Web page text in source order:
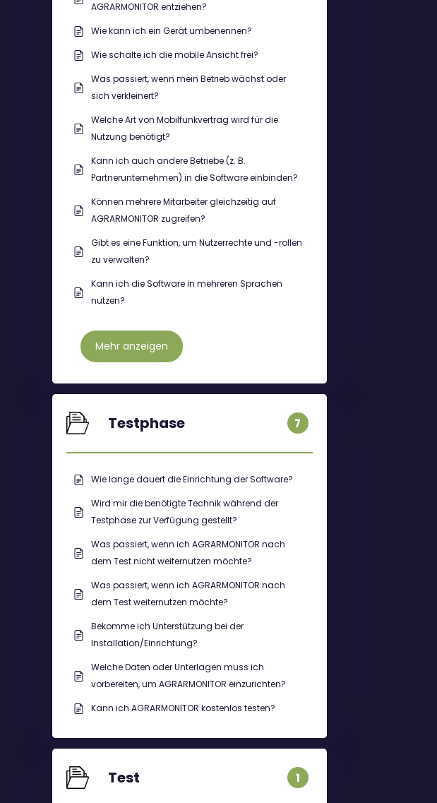
AGRARMONITOR entziehen?
Wie kann ich ein Gerät umbenennen?
Wie schalte ich die mobile Ansicht frei?
Was passiert, wenn mein Betrieb wächst oder
sich verkleinert?
Welche Art von Mobilfunkvertrag wird für die
Nutzung benötigt?
Kann ich auch andere Betriebe (z. B.
Partnerunternehmen) in die Software einbinden?
Können mehrere Mitarbeiter gleichzeitig auf
AGRARMONITOR zugreifen?
Gibt es eine Funktion, um Nutzerrechte und -rollen
zu verwalten?
Kann ich die Software in mehreren Sprachen
nutzen?
Mehr anzeigen
Testphase 7
Wie lange dauert die Einrichtung der Software?
Wird mir die benötigte Technik während der
Testphase zur Verfügung gestellt?
Was passiert, wenn ich AGRARMONITOR nach
dem Test nicht weiternutzen möchte?
Was passiert, wenn ich AGRARMONITOR nach
dem Test weiternutzen möchte?
Bekomme ich Unterstützung bei der
Installation/Einrichtung?
Welche Daten oder Unterlagen muss ich
vorbereiten, um AGRARMONITOR einzurichten?
Kann ich AGRARMONITOR kostenlos testen?
Test 1